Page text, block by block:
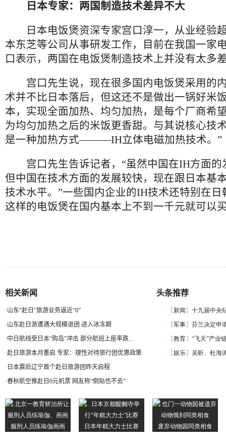
日本专家：两国制造技术差异不大
日本电饭煲资深专家宫口淳一，从业经验
本东芝等公司从事研发工作，目前在我国一家
口表示，两国在电饭煲制造技术上并没有太多
宫口先生说，现在很多国内电饭煲采用的
术并不比日本落后，但这还不是做出一锅好米
本，实现全面加热、均匀加热，是每个厂商希
为均匀加热之后的米饭更香甜。与其说核心技
是一种加热方式———IH立体电磁加热技术。”
宫口先生告诉记者，“虽然中国在IH方面的
但中国在技术方面的发展较快，现在跟日本基
技术水平。”一些国内企业的IH技术还特别在日
这样的电饭煲在国内基本上不到一千元就可以
相关新闻
·山东“赴日”旅游业务逼近“0”
·山东赴日游遭遇大规模退团 进入冰冻期
·中日航线受日本“购岛”冲击 部分航班上座率跌...
·赴日旅游本月重启 专家：理性对待旅行团优惠政策
· 日本震后辽宁首个赴日旅游团昨天启程
·春秋航空推赴日0元机票 网友称“倒贴也不去”
头条推荐